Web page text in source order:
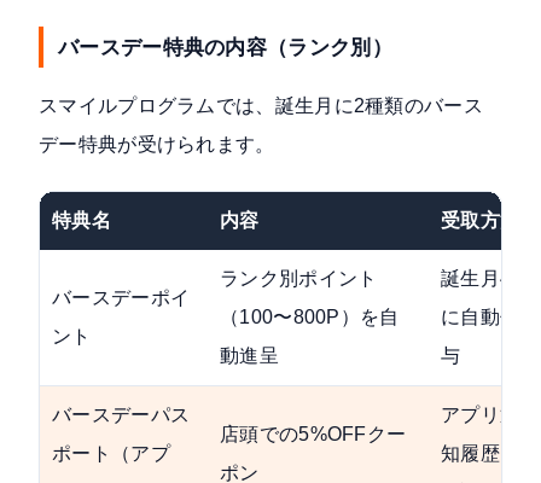
バースデー特典の内容（ランク別）
スマイルプログラムでは、誕生月に2種類のバース
デー特典が受けられます。
特典名 内容 受取方法
バースデーポイ
ント
ランク別ポイント
（100〜800P）を自
動進呈
誕生月4日
に自動付
与
バースデーパス
ポート（アプ
店頭での5%OFFクー
ポン
アプリ通
知履歴を